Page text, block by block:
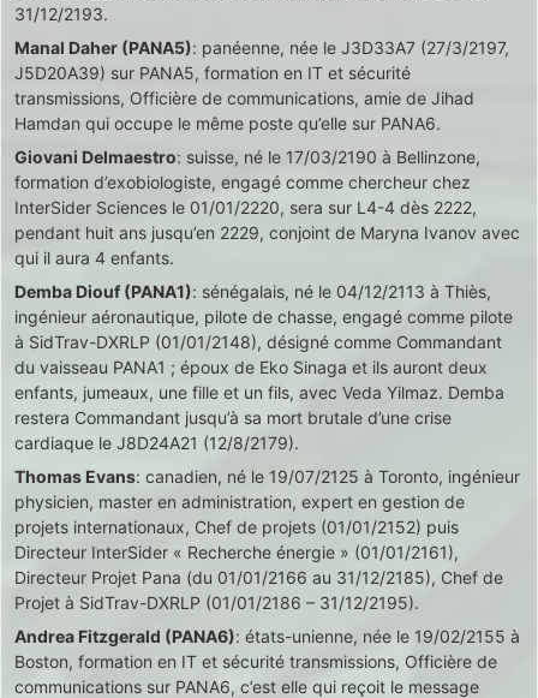
31/12/2193.
Manal Daher (PANA5): panéenne, née le J3D33A7 (27/3/2197,
J5D20A39) sur PANA5, formation en IT et sécurité
transmissions, Officière de communications, amie de Jihad
Hamdan qui occupe le même poste qu’elle sur PANA6.
Giovani Delmaestro: suisse, né le 17/03/2190 à Bellinzone,
formation d’exobiologiste, engagé comme chercheur chez
InterSider Sciences le 01/01/2220, sera sur L4-4 dès 2222,
pendant huit ans jusqu’en 2229, conjoint de Maryna Ivanov avec
qui il aura 4 enfants.
Demba Diouf (PANA1): sénégalais, né le 04/12/2113 à Thiès,
ingénieur aéronautique, pilote de chasse, engagé comme pilote
à SidTrav-DXRLP (01/01/2148), désigné comme Commandant
du vaisseau PANA1 ; époux de Eko Sinaga et ils auront deux
enfants, jumeaux, une fille et un fils, avec Veda Yilmaz. Demba
restera Commandant jusqu’à sa mort brutale d’une crise
cardiaque le J8D24A21 (12/8/2179).
Thomas Evans: canadien, né le 19/07/2125 à Toronto, ingénieur
physicien, master en administration, expert en gestion de
projets internationaux, Chef de projets (01/01/2152) puis
Directeur InterSider « Recherche énergie » (01/01/2161),
Directeur Projet Pana (du 01/01/2166 au 31/12/2185), Chef de
Projet à SidTrav-DXRLP (01/01/2186 – 31/12/2195).
Andrea Fitzgerald (PANA6): états-unienne, née le 19/02/2155 à
Boston, formation en IT et sécurité transmissions, Officière de
communications sur PANA6, c’est elle qui reçoit le message